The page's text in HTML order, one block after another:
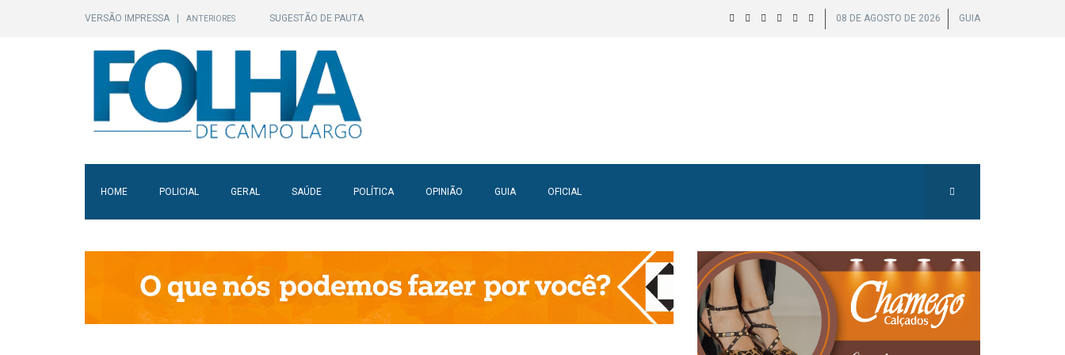
VERSÃO IMPRESSA ANTERIORES SUGESTÃO DE PAUTA 08 DE AGOSTO DE 2026 GUIA
HOME POLICIAL GERAL SAÚDE POLÍTICA OPINIÃO GUIA OFICIAL